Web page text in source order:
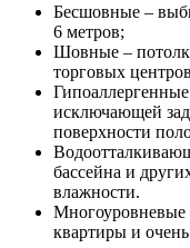
Бесшовные –
6 метров;
Шовные –
торговых
исключающей
поверхности
бассейна и
влажности.
Многоуровневые
квартиры и